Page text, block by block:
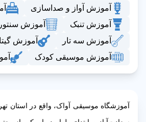
آموزش آواز و صداسازی
آموزش تنبک
آموزش سنتور
آموزش سه تار
آموزش
آموزش موسیقی کودک
آموزشگاه موسیقی آواک، واقع در استان